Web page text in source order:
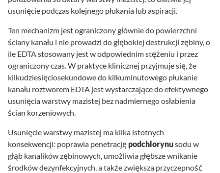
usunięcie podczas kolejnego płukania lub aspiracji.
Ten mechanizm jest ograniczony głównie do powierzchni
ściany kanału i nie prowadzi do głębokiej destrukcji zębiny, o
ile EDTA stosowany jest w odpowiednim stężeniu i przez
ograniczony czas. W praktyce klinicznej przyjmuje się, że
kilkudziesięciosekundowe do kilkuminutowego płukanie
kanału roztworem EDTA jest wystarczające do efektywnego
usunięcia warstwy mazistej bez nadmiernego osłabienia
ścian korzeniowych.
Usunięcie warstwy mazistej ma kilka istotnych
konsekwencji: poprawia penetrację podchlorynusodu w
głąb kanalików zębinowych, umożliwia głębsze wnikanie
środków dezynfekcyjnych, a także zwiększa przyczepność